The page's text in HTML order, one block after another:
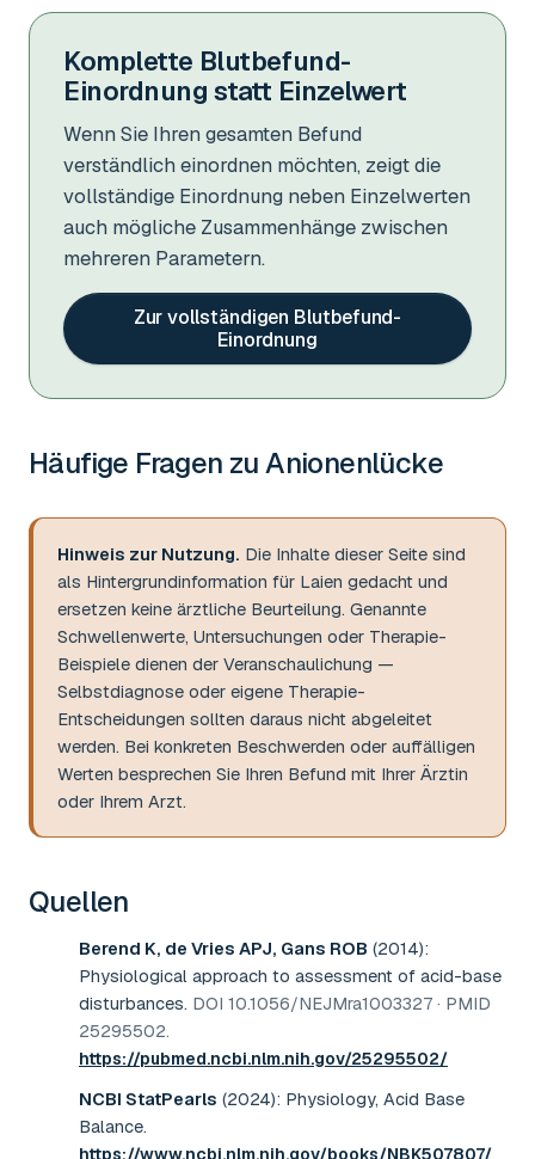
Komplette Blutbefund-
Einordnung statt Einzelwert
Wenn Sie Ihren gesamten Befund
verständlich einordnen möchten, zeigt die
vollständige Einordnung neben Einzelwerten
auch mögliche Zusammenhänge zwischen
mehreren Parametern.
Zur vollständigen Blutbefund-
Einordnung
Häufige Fragen zuAnionenlücke
Hinweis zur Nutzung. Die Inhalte dieser Seite sind
als Hintergrundinformation für Laien gedacht und
ersetzen keine ärztliche Beurteilung. Genannte
Schwellenwerte, Untersuchungen oder Therapie-
Beispiele dienen der Veranschaulichung —
Selbstdiagnose oder eigene Therapie-
Entscheidungen sollten daraus nicht abgeleitet
werden. Bei konkreten Beschwerden oder auffälligen
Werten besprechen Sie Ihren Befund mit Ihrer Ärztin
oder Ihrem Arzt.
Quellen
Berend K, de Vries APJ, Gans ROB (2014):
Physiological approach to assessment of acid-base
disturbances. DOI 10.1056/NEJMra1003327 · PMID
25295502.
https://pubmed.ncbi.nlm.nih.gov/25295502/
NCBI StatPearls (2024): Physiology, Acid Base
Balance.
https://www.ncbi.nlm.nih.gov/books/NBK507807/